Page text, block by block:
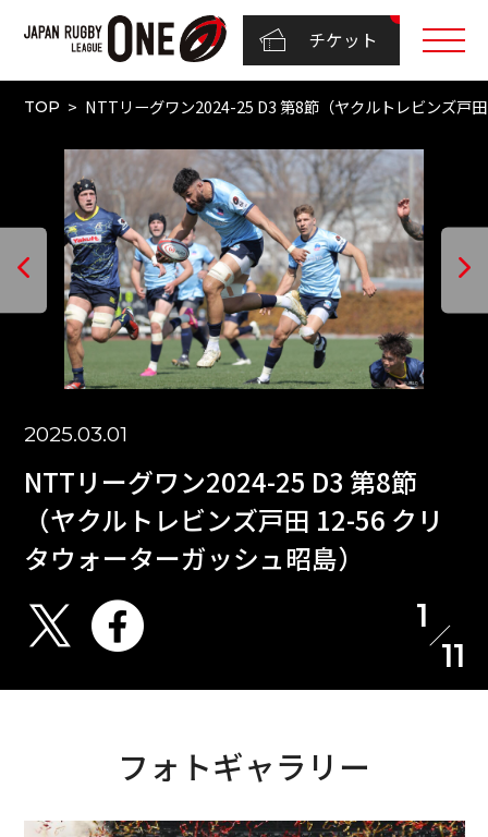
チケット
TOP NTTリーグワン2024-25 D3 第8節（ヤクルトレビンズ戸
2025.03.01
NTTリーグワン2024-25 D3 第8節
（ヤクルトレビンズ戸田 12-56 クリ
タウォーターガッシュ昭島）
1
11
フォトギャラリー